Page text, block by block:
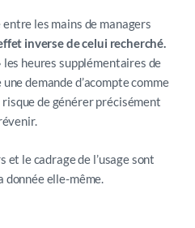
les mains de managers
inverse de celui recherché.
les heures supplémentaires de
demande d’acompte comme
de générer précisément
le cadrage de l’usage sont
elle-même.